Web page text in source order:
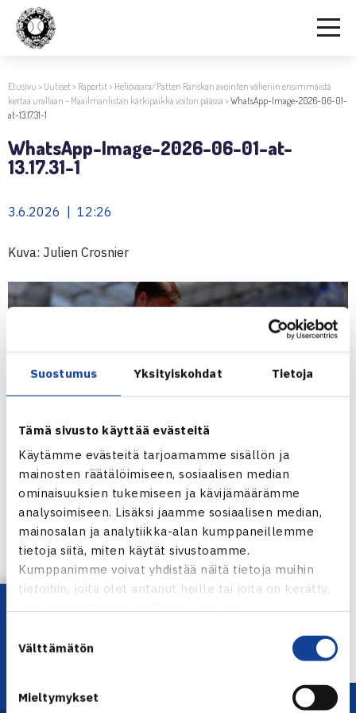
Suostumus Yksityiskohdat Tietoja
Tämä sivusto käyttää evästeitä
Käytämme evästeitä tarjoamamme sisällön ja
mainosten räätälöimiseen, sosiaalisen median
ominaisuuksien tukemiseen ja kävijämäärämme
analysoimiseen. Lisäksi jaamme sosiaalisen median,
mainosalan ja analytiikka-alan kumppaneillemme
tietoja siitä, miten käytät sivustoamme.
Kumppanimme voivat yhdistää näitä tietoja muihin
tietoihin, joita olet antanut heille tai joita on kerätty,
valinta
Välttämätön
Mieltymykset
Etusivu > Uutiset> Raportit> Heliövaara/Patten Ranskan avointen välieriin ensimmäistä
kertaa urallaan – Maailmanlistan kärkipaikka voiton päässä >WhatsApp-Image-2026-06-01-
at-13.17.31-1
WhatsApp-Image-2026-06-01-at-
13.17.31-1
3.6.2026 | 12:26
Kuva: Julien Crosnier
Jaa:
Lataa OmaTennis!